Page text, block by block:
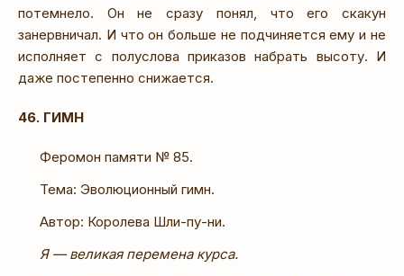
потемнело. Он не сразу понял, что его скакун
занервничал. И что он больше не подчиняется ему и не
исполняет с полуслова приказов набрать высоту. И
даже постепенно снижается.
46. ГИМН
Феромон памяти № 85.
Тема: Эволюционный гимн.
Автор: Королева Шли-пу-ни.
Я — великая перемена курса.